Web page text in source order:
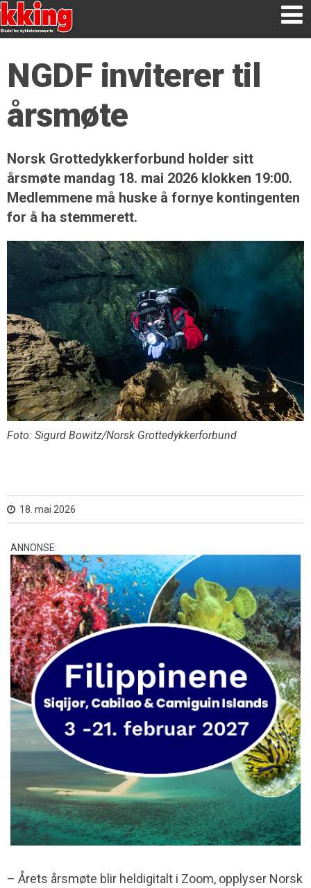
NGDF inviterer til
årsmøte
Norsk Grottedykkerforbund holder sitt
årsmøte mandag 18. mai 2026 klokken 19:00.
Medlemmene må huske å fornye kontingenten
for å ha stemmerett.
Foto: Sigurd Bowitz/Norsk Grottedykkerforbund
18. mai 2026
ANNONSE:
– Årets årsmøte blir heldigitalt i Zoom, opplyser Norsk